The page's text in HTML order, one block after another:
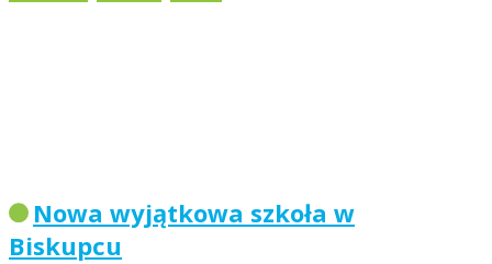
Nowa wyjątkowa szkoła w
Biskupcu